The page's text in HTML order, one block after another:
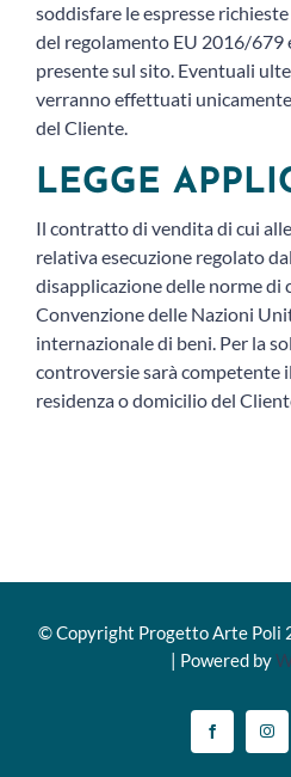
soddisfare le espresse
del regolamento EU 2016/679
presente sul sito. Eventuali
verranno effettuati unicamente
del Cliente.
LEGGE
Il contratto di vendita di cui
relativa esecuzione regolato
disapplicazione delle norme di
Convenzione delle Nazioni
internazionale di beni. Per la
controversie sarà competente
residenza o domicilio del
© Copyright Progetto Arte Poli
| Powered by